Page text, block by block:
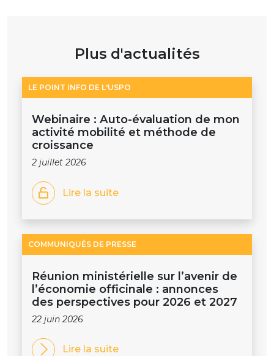
Plus d'actualités
LE POINT INFO DE L'USPO
Webinaire : Auto-évaluation de mon
activité mobilité et méthode de
croissance
2 juillet 2026
Lire la suite
COMMUNIQUÉS DE PRESSE
Réunion ministérielle sur l’avenir de
l’économie officinale : annonces
des perspectives pour 2026 et 2027
22 juin 2026
Lire la suite